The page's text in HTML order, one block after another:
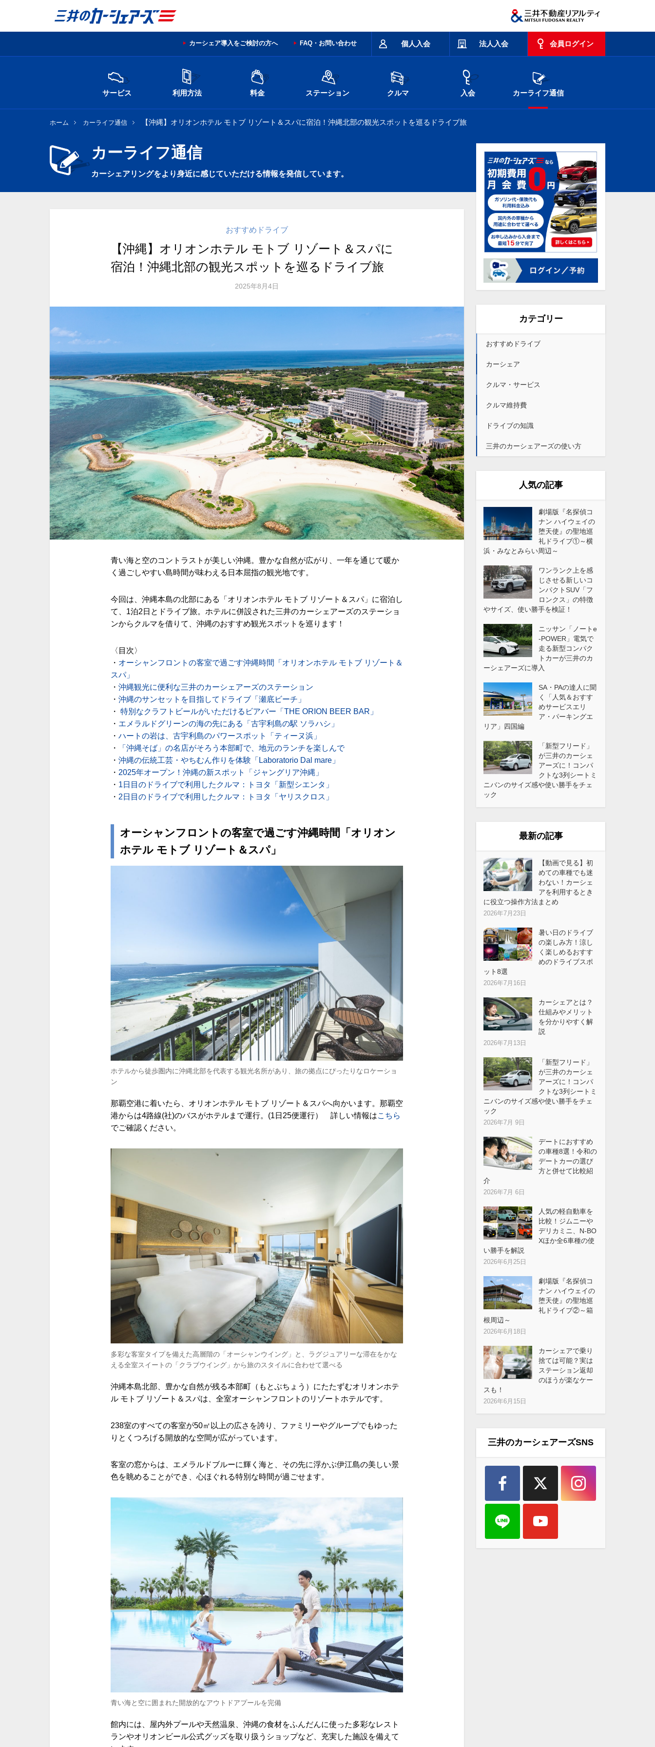
個人入会 法人入会 会員ログイン
カーシェア導入をご検討の方へ FAQ・お問い合わせ
サービス 利用方法 料金 ステーション クルマ 入会 カーライフ通信
ホーム カーライフ通信 【沖縄】オリオンホテル モトブ リゾート＆スパに宿泊！沖縄北部の観光スポットを巡るドライブ旅
カーライフ通信
カーシェアリングをより身近に感じていただける情報を発信しています。
おすすめドライブ
【沖縄】オリオンホテル モトブ リゾート＆スパに
宿泊！沖縄北部の観光スポットを巡るドライブ旅
2025年8月4日
青い海と空のコントラストが美しい沖縄。豊かな自然が広がり、一年を通じて暖か
く過ごしやすい島時間が味わえる日本屈指の観光地です。
今回は、沖縄本島の北部にある「オリオンホテル モトブ リゾート＆スパ」に宿泊し
て、1泊2日とドライブ旅。ホテルに併設された三井のカーシェアーズのステーショ
ンからクルマを借りて、沖縄のおすすめ観光スポットを巡ります！
〈目次〉
・ オーシャンフロントの客室で過ごす沖縄時間「オリオンホテル モトブ リゾート＆
スパ」
・ 沖縄観光に便利な三井のカーシェアーズのステーション
・ 沖縄のサンセットを目指してドライブ「瀬底ビーチ」
・ 特別なクラフトビールがいただけるビアバー「THE ORION BEER BAR」
・ エメラルドグリーンの海の先にある「古宇利島の駅 ソラハシ」
・ ハートの岩は、古宇利島のパワースポット「ティーヌ浜」
・
「沖縄そば」の名店がそろう本部町で、地元のランチを楽しんで
・ 沖縄の伝統工芸・やちむん作りを体験「Laboratorio Dal mare」
・ 2025年オープン！沖縄の新スポット「ジャングリア沖縄」
・ 1日目のドライブで利用したクルマ：トヨタ「新型シエンタ」
・ 2日目のドライブで利用したクルマ：トヨタ「ヤリスクロス」
オーシャンフロントの客室で過ごす沖縄時間「オリオン
ホテル モトブ リゾート＆スパ」
ホテルから徒歩圏内に沖縄北部を代表する観光名所があり、旅の拠点にぴったりなロケーショ
ン
那覇空港に着いたら、オリオンホテル モトブ リゾート＆スパへ向かいます。那覇空
港からは4路線(社)のバスがホテルまで運行。(1日25便運行） 詳しい情報はこちら
でご確認ください。
多彩な客室タイプを備えた高層階の「オーシャンウイング」と、ラグジュアリーな滞在をかな
える全室スイートの「クラブウイング」から旅のスタイルに合わせて選べる
沖縄本島北部、豊かな自然が残る本部町（もとぶちょう）にたたずむオリオンホテ
ル モトブ リゾート＆スパは、全室オーシャンフロントのリゾートホテルです。
238室のすべての客室が50㎡以上の広さを誇り、ファミリーやグループでもゆった
りとくつろげる開放的な空間が広がっています。
客室の窓からは、エメラルドブルーに輝く海と、その先に浮かぶ伊江島の美しい景
色を眺めることができ、心ほぐれる特別な時間が過ごせます。
青い海と空に囲まれた開放的なアウトドアプールを完備
館内には、屋内外プールや天然温泉、沖縄の食材をふんだんに使った多彩なレスト
ランやオリオンビール公式グッズを取り扱うショップなど、充実した施設を備えて
カテゴリー
おすすめドライブ
カーシェア
クルマ・サービス
クルマ維持費
ドライブの知識
三井のカーシェアーズの使い方
人気の記事
劇場版『名探偵コ
ナン ハイウェイの
堕天使』の聖地巡
礼ドライブ①～横
浜・みなとみらい周辺～
ワンランク上を感
じさせる新しいコ
ンパクトSUV「フ
ロンクス」の特徴
やサイズ、使い勝手を検証！
ニッサン「ノートe
-POWER」電気で
走る新型コンパク
トカーが三井のカ
ーシェアーズに導入
SA・PAの達人に聞
く「人気＆おすす
めサービスエリ
ア・パーキングエ
リア」四国編
「新型フリード」
が三井のカーシェ
アーズに！コンパ
クトな3列シートミ
ニバンのサイズ感や使い勝手をチェ
ック
最新の記事
【動画で見る】初
めての車種でも迷
わない！カーシェ
アを利用するとき
に役立つ操作方法まとめ
2026年7月23日
暑い日のドライブ
の楽しみ方！涼し
く楽しめるおすす
めのドライブスポ
ット8選
2026年7月16日
カーシェアとは？
仕組みやメリット
を分かりやすく解
説
2026年7月13日
「新型フリード」
が三井のカーシェ
アーズに！コンパ
クトな3列シートミ
ニバンのサイズ感や使い勝手をチェ
ック
2026年7月 9日
デートにおすすめ
の車種8選！令和の
デートカーの選び
方と併せて比較紹
介
2026年7月 6日
人気の軽自動車を
比較！ジムニーや
デリカミニ、N-BO
Xほか全6車種の使
い勝手を解説
2026年6月25日
劇場版『名探偵コ
ナン ハイウェイの
堕天使』の聖地巡
礼ドライブ②～箱
根周辺～
2026年6月18日
カーシェアで乗り
捨ては可能？実は
ステーション返却
のほうが楽なケー
スも！
2026年6月15日
三井のカーシェアーズSNS